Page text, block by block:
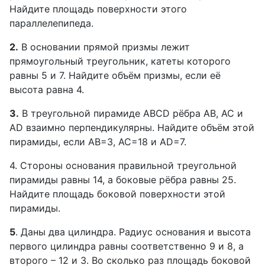
Найдите площадь поверхности этого
параллелепипеда.
2. В основании прямой призмы лежит
прямоугольный треугольник, катеты которого
равны 5 и 7. Найдите объём призмы, если её
высота равна 4.
3. В треугольной пирамиде ABCD рёбра AB, AC и
AD взаимно перпендикулярны. Найдите объём этой
пирамиды, если AB=3, AC=18 и AD=7.
4. Стороны основания правильной треугольной
пирамиды равны 14, а боковые рёбра равны 25.
Найдите площадь боковой поверхности этой
пирамиды.
5. Даны два цилиндра. Радиус основания и высота
первого цилиндра равны соответственно 9 и 8, а
второго – 12 и 3. Во сколько раз площадь боковой